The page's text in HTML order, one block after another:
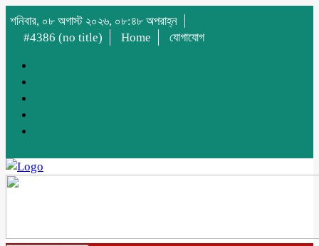
শনিবার, ০৮ অগাস্ট ২০২৬, ০৮:৪৮ অপরাহ্ন
#4386 (no title)
Home যোগাযোগ